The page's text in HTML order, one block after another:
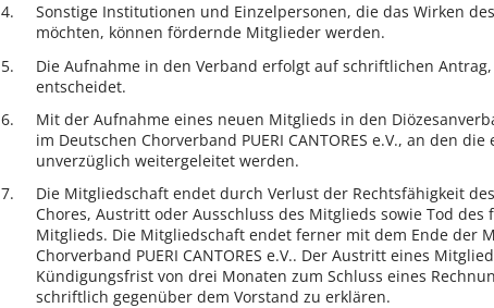
Sonstige Institutionen und Einzelpersonen, die das Wirken
möchten, können fördernde Mitglieder werden.
Die Aufnahme in den Verband erfolgt auf schriftlichen
entscheidet.
Mit der Aufnahme eines neuen Mitglieds in den
im Deutschen Chorverband PUERI CANTORES e.V., an den
unverzüglich weitergeleitet werden.
Die Mitgliedschaft endet durch Verlust der Rechtsfähigkeit
Chores, Austritt oder Ausschluss des Mitglieds sowie Tod
Mitglieds. Die Mitgliedschaft endet ferner mit dem Ende der
Chorverband PUERI CANTORES e.V.. Der Austritt eines
Kündigungsfrist von drei Monaten zum Schluss eines
schriftlich gegenüber dem Vorstand zu erklären.